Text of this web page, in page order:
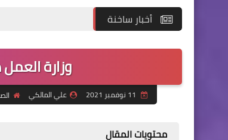
أخبار ساخنة
وزارة
علي المالكي
محتويات المقال